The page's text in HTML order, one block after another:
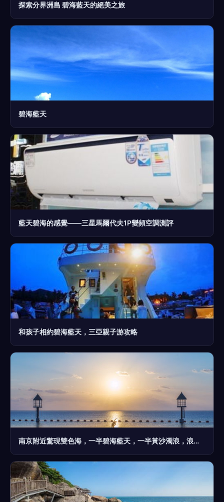
探索分界洲島 碧海藍天的絕美之旅
碧海藍天
藍天碧海的感覺——三星馬爾代夫1P變頻空調測評
和孩子相約碧海藍天，三亞親子游攻略
南京附近驚現雙色海，一半碧海藍天，一半黃沙濁浪，浪漫到心醉